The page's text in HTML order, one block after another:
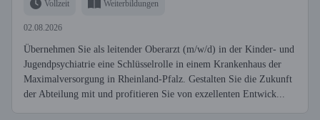
Vollzeit Weiterbildungen
02.08.2026
Übernehmen Sie als leitender Oberarzt (m/w/d) in der Kinder- und
Jugendpsychiatrie eine Schlüsselrolle in einem Krankenhaus der
Maximalversorgung in Rheinland-Pfalz. Gestalten Sie die Zukunft
der Abteilung mit und profitieren Sie von exzellenten Entwick...